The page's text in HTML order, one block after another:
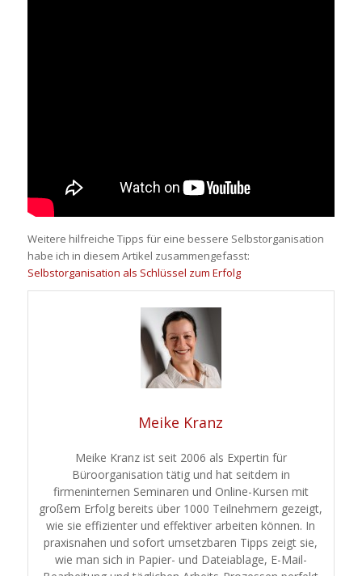
Weitere hilfreiche Tipps für eine bessere Selbstorganisation
habe ich in diesem Artikel zusammengefasst:
Selbstorganisation als Schlüssel zum Erfolg
Meike Kranz
Meike Kranz ist seit 2006 als Expertin für
Büroorganisation tätig und hat seitdem in
firmeninternen Seminaren und Online-Kursen mit
großem Erfolg bereits über 1000 Teilnehmern gezeigt,
wie sie effizienter und effektiver arbeiten können. In
praxisnahen und sofort umsetzbaren Tipps zeigt sie,
wie man sich in Papier- und Dateiablage, E-Mail-